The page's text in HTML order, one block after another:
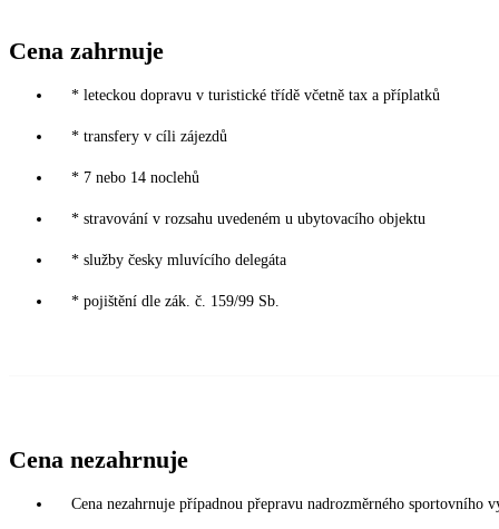
Cena zahrnuje
* leteckou dopravu v turistické třídě včetně tax a příplatků
* transfery v cíli zájezdů
* 7 nebo 14 noclehů
* stravování v rozsahu uvedeném u ubytovacího objektu
* služby česky mluvícího delegáta
* pojištění dle zák. č. 159/99 Sb.
Cena nezahrnuje
Cena nezahrnuje případnou přepravu nadrozměrného